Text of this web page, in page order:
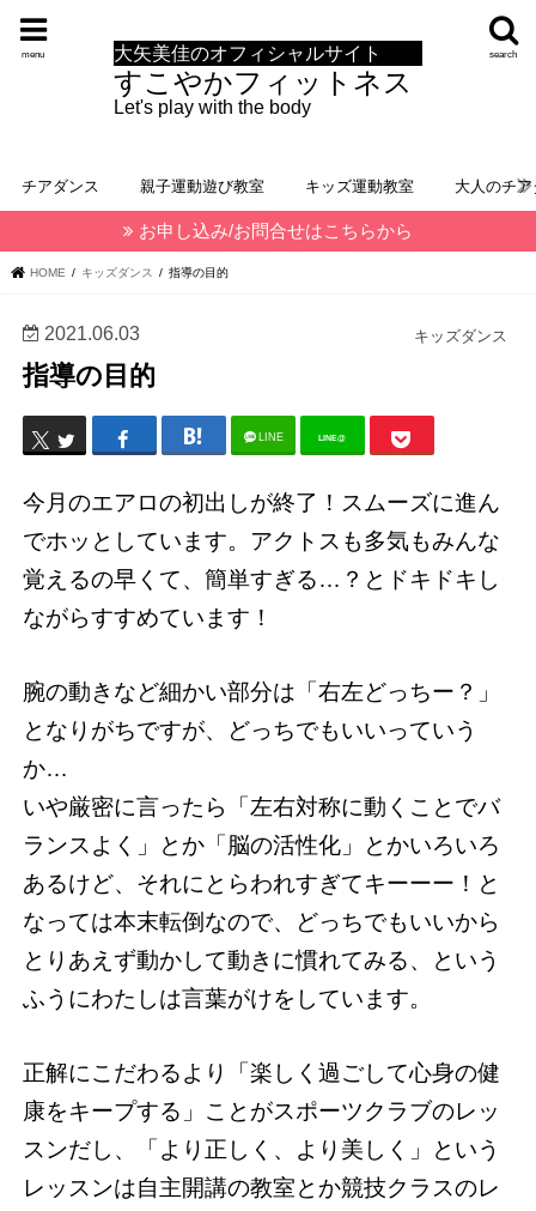
大矢美佳のオフィシャルサイト
すこやかフィットネス
Let's play with the body
search
menu
チアダンス 親子運動遊び教室 キッズ運動教室 大人のチ
お申し込み/お問合せはこちらから
HOME キッズダンス 指導の目的
キッズダンス
2021.06.03
指導の目的
LINE LINE@
今月のエアロの初出しが終了！スムーズに進ん
でホッとしています。アクトスも多気もみんな
覚えるの早くて、簡単すぎる…？とドキドキし
ながらすすめています！
腕の動きなど細かい部分は「右左どっちー？」
となりがちですが、どっちでもいいっていう
か…
いや厳密に言ったら「左右対称に動くことでバ
ランスよく」とか「脳の活性化」とかいろいろ
あるけど、それにとらわれすぎてキーーー！と
なっては本末転倒なので、どっちでもいいから
とりあえず動かして動きに慣れてみる、という
ふうにわたしは言葉がけをしています。
正解にこだわるより「楽しく過ごして心身の健
康をキープする」ことがスポーツクラブのレッ
スンだし、「より正しく、より美しく」という
レッスンは自主開講の教室とか競技クラスのレ